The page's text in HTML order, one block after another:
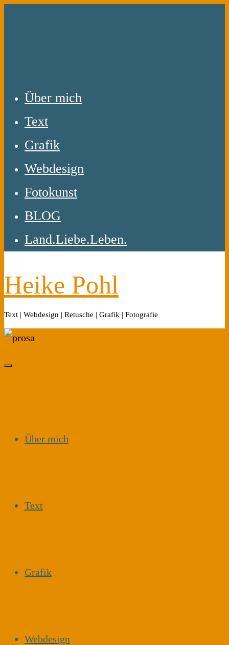
Über mich
Text
Grafik
Webdesign
Fotokunst
BLOG
Land.Liebe.Leben.
Heike Pohl
Text | Webdesign | Retusche | Grafik | Fotografie
Über mich
Text
Grafik
Webdesign